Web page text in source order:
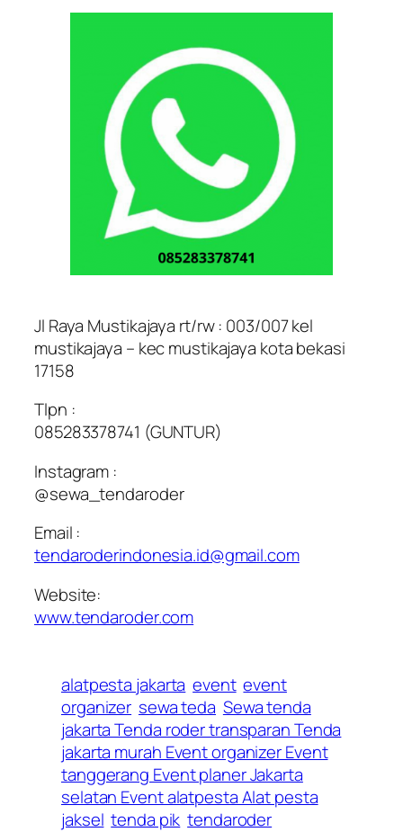
Jl Raya Mustikajaya rt/rw : 003/007 kel
mustikajaya – kec mustikajaya kota bekasi
17158
Tlpn :
085283378741 (GUNTUR)
Instagram :
@sewa_tendaroder
Email :
tendaroderindonesia.id@gmail.com
Website:
www.tendaroder.com
alatpesta jakarta event event
organizer sewa teda Sewa tenda
jakarta Tenda roder transparan Tenda
jakarta murah Event organizer Event
tanggerang Event planer Jakarta
selatan Event alatpesta Alat pesta
jaksel tenda pik tendaroder